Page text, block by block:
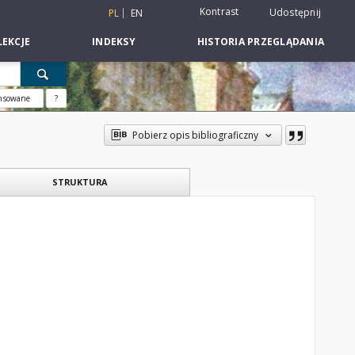
PL EN Kontrast Udostępnij
INDEKSY HISTORIA PRZEGLĄDANIA
?
Pobierz opis bibliograficzny
STRUKTURA